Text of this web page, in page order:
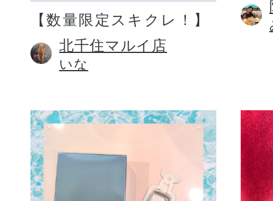
【数量限定スキクレ！】
北千住マルイ店
いな